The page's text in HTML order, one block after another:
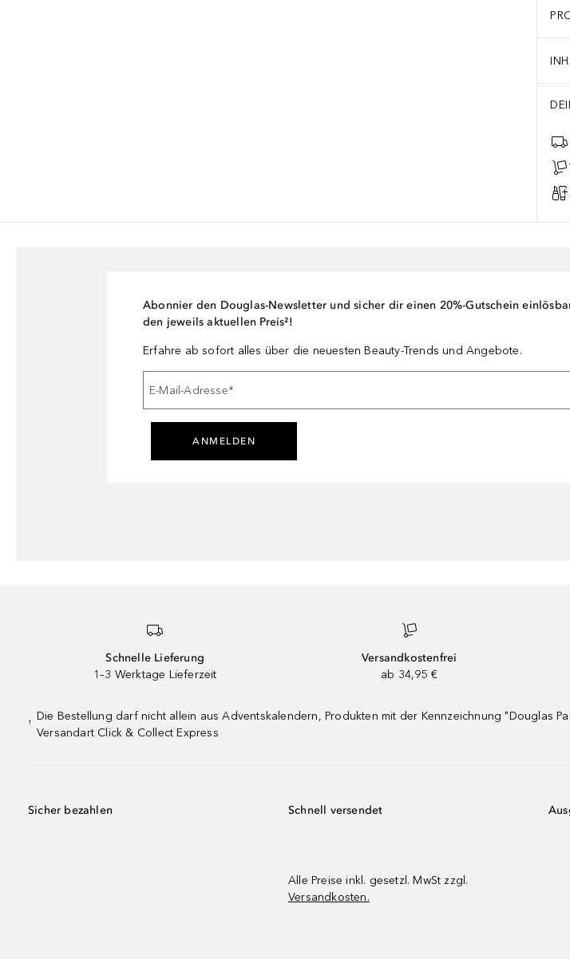
Abonnier den Douglas-Newsletter und sicher dir einen 20%-Gutschein
den jeweils aktuellen Preis²!
Erfahre ab sofort alles über die neuesten Beauty-Trends und Angebote.
E-Mail-Adresse*
ANMELDEN
Schnelle Lieferung
1–3 Werktage Lieferzeit
Versandkostenfrei
ab 34,95 €
¹
Die Bestellung darf nicht allein aus Adventskalendern, Produkten mit der Kennzeichnung "Douglas
Versandart Click & Collect Express
Sicher bezahlen Schnell versendet
Alle Preise inkl. gesetzl. MwSt zzgl.
Versandkosten.